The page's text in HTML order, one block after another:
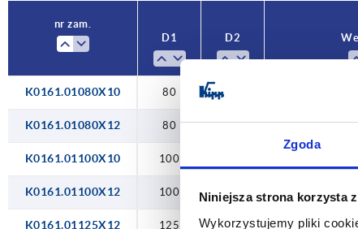
Zgoda
Niniejsza strona korzysta
Wykorzystujemy pliki
250
18H7
20H7
nr zam.
D1
D2
K0161.01080X10 80 10H7
K0161.01080X12 80 12H7 Otwór
K0161.01100X10 100
K0161.01100X12 100 12H7 Otwór
K0161.01125X12 125 12H7 Otwór